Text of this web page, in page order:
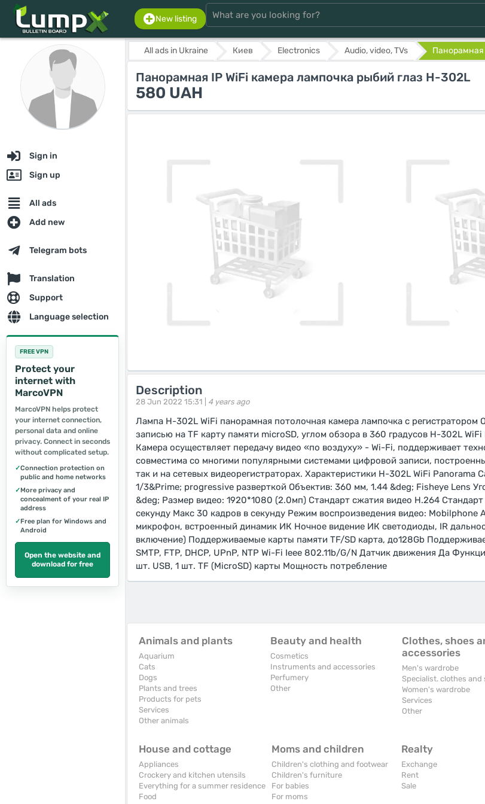
New listing
Sign in
Sign up
All ads
Add new
Telegram bots
Translation
Support
Language selection
FREE VPN
Protect your
internet with
MarcoVPN
MarcoVPN helps protect
your internet connection,
personal data and online
privacy. Connect in seconds
without complicated setup.
✓Connection protection on
public and home networks
✓More privacy and
concealment of your real IP
address
✓Free plan for Windows and
Android
Open the website and
download for free
All ads in Ukraine Киев Electronics Audio, video, TVs Панорамная
Панорамная IP WiFi камера лампочка рыбий глаз H-302L
580 UAH
Description
28 Jun 2022 15:31 | 4 years ago
Лампа H-302L WiFi панорамная потолочная камера лампочка с регистратором
записью на TF карту памяти microSD, углом обзора в 360 градусов H-302L
Камера осуществляет передачу видео «по воздуху» - Wi-Fi, поддерживает
совместима со многими популярными системами цифровой записи,
так и на сетевых видеорегистраторах. Характеристики H-302L WiFi Panorama
1/3&Prime; progressive разверткой Объектив: 360 мм, 1.44 &deg; Fisheye Lens
&deg; Размер видео: 1920*1080 (2.0мп) Стандарт сжатия видео H.264 Стандарт
секунду Макс 30 кадров в секунду Режим воспроизведения видео: Mobilphone
микрофон, встроенный динамик ИК Ночное видение ИК светодиоды, IR
включение) Поддерживаемые карты памяти TF/SD карта, до128Gb
SMTP, FTP, DHCP, UPnP, NTP Wi-Fi Ieee 802.11b/G/N Датчик движения Да
шт. USB, 1 шт. TF (MicroSD) карты Мощность потребление
Animals and plants
Aquarium
Cats
Dogs
Plants and trees
Products for pets
Services
Other animals
Beauty and health
Cosmetics
Instruments and accessories
Perfumery
Other
Clothes, shoes
accessories
Men's wardrobe
Specialist. clothes and
Women's wardrobe
Services
Other
House and cottage
Appliances
Crockery and kitchen utensils
Everything for a summer residence
Food
Moms and children
Children's clothing and footwear
Children's furniture
For babies
For moms
Realty
Exchange
Rent
Sale